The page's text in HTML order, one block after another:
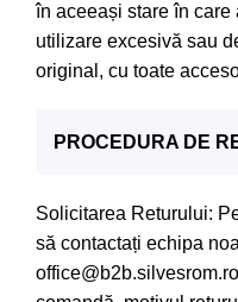
în aceeași stare în care
utilizare excesivă sau
original, cu toate
PROCEDURA DE
Solicitarea Returului:
să contactați echipa